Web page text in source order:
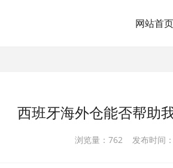
网站首页
西班牙海外仓能否帮助
浏览量：762 发布时间